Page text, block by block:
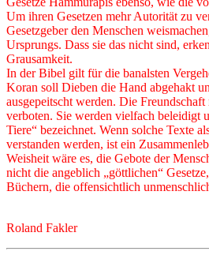
Um ihren Gesetzen mehr Autorität zu
Gesetzgeber den Menschen
Ursprungs. Dass sie das nicht sind,
Grausamkeit.
In der Bibel gilt für die banalsten
Koran soll Dieben die Hand abgehakt
ausgepeitscht werden. Die
verboten. Sie werden vielfach beleidigt
Tiere“ bezeichnet. Wenn solche Texte
verstanden werden, ist ein
Weisheit wäre es, die Gebote der
nicht die angeblich „göttlichen“
Büchern, die offensichtlich
Roland Fakler